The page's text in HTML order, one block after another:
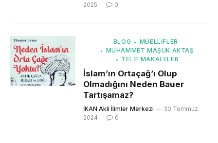
2025
0
BLOG
MÜELLIFLER
MUHAMMET MAŞUK AKTAŞ
TELIF MAKALELER
İslam’ın Ortaçağ’ı Olup
Olmadığını Neden Bauer
Tartışamaz?
İKAN Akli İlimler Merkezi
30 Temmuz
2024
0